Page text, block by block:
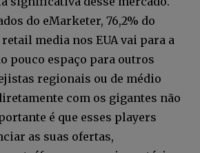
do eMarketer, 76,2% do
media nos EUA vai para a
pouco espaço para outros
regionais ou de médio
com os gigantes não
é que esses players
as suas ofertas,